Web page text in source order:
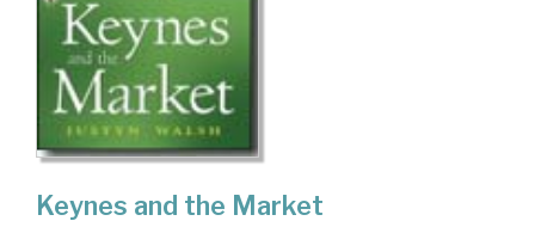
Keynes and the Market